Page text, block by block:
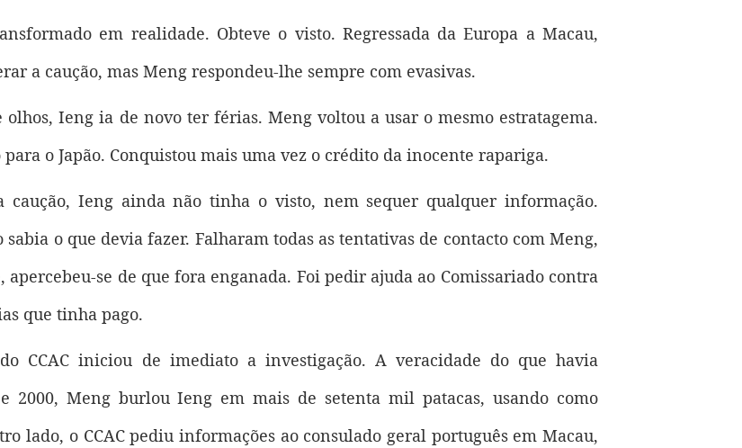
em realidade. Obteve o visto. Regressada da Europa a Macau,
a caução, mas Meng respondeu-lhe sempre com evasivas.
Ieng ia de novo ter férias. Meng voltou a usar o mesmo estratagema.
o Japão. Conquistou mais uma vez o crédito da inocente rapariga.
caução, Ieng ainda não tinha o visto, nem sequer qualquer informação.
o que devia fazer. Falharam todas as tentativas de contacto com Meng,
se de que fora enganada. Foi pedir ajuda ao Comissariado contra
que tinha pago.
CCAC iniciou de imediato a investigação. A veracidade do que havia
2000, Meng burlou Ieng em mais de setenta mil patacas, usando como
lado, o CCAC pediu informações ao consulado geral português em Macau,